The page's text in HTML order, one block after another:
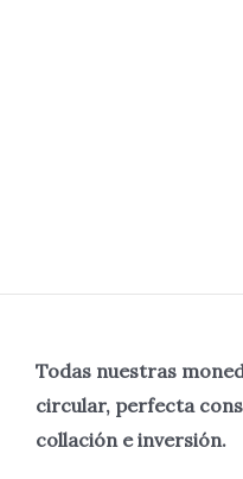
Todas nuestras
circular, perfecta
collación e inversión.